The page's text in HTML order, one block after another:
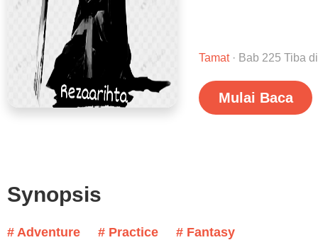
Tamat· Bab 225 Tiba
Mulai Baca
Synopsis
# Adventure # Practice
# Fantasy